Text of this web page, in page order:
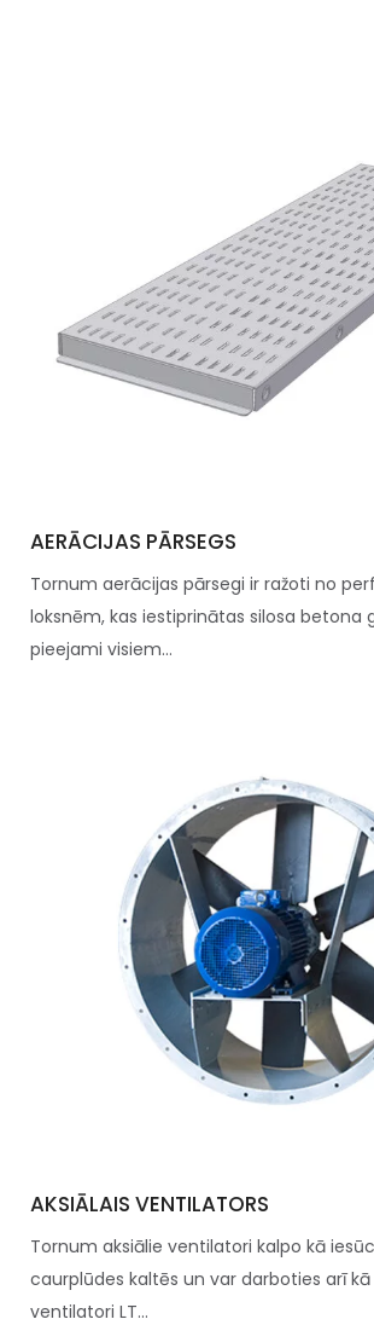
AERĀCIJAS PĀRSEGS
Tornum aerācijas pārsegi ir ražoti no
loksnēm, kas iestiprinātas silosa betona
pieejami visiem...
AKSIĀLAIS VENTILATORS
Tornum aksiālie ventilatori kalpo kā
caurplūdes kaltēs un var darboties arī
ventilatori LT...